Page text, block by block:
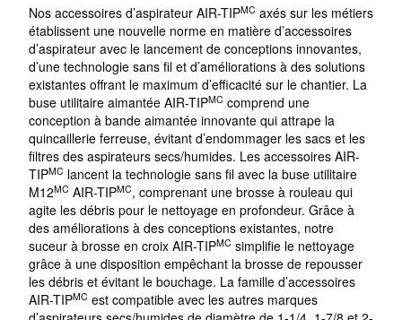
Nos accessoires d’aspirateur AIR-TIPMC axés sur les métiers
établissent une nouvelle norme en matière d’accessoires
d’aspirateur avec le lancement de conceptions innovantes,
d’une technologie sans fil et d’améliorations à des solutions
existantes offrant le maximum d’efficacité sur le chantier. La
buse utilitaire aimantée AIR-TIPMC comprend une
conception à bande aimantée innovante qui attrape la
quincaillerie ferreuse, évitant d’endommager les sacs et les
filtres des aspirateurs secs/humides. Les accessoires AIR-
TIPMC lancent la technologie sans fil avec la buse utilitaire
M12MC AIR-TIPMC, comprenant une brosse à rouleau qui
agite les débris pour le nettoyage en profondeur. Grâce à
des améliorations à des conceptions existantes, notre
suceur à brosse en croix AIR-TIPMC simplifie le nettoyage
grâce à une disposition empêchant la brosse de repousser
les débris et évitant le bouchage. La famille d’accessoires
AIR-TIPMC est compatible avec les autres marques